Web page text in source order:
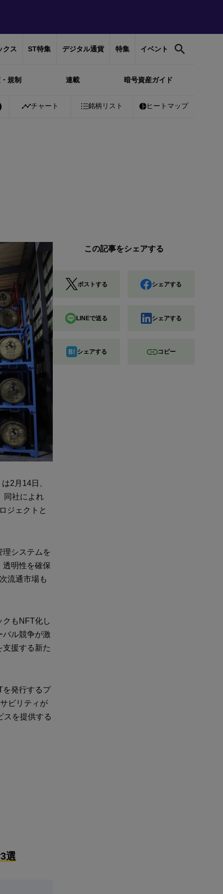
クス ST特集 デジタル通貨 特集 イベント
規制 連載 暗号資産ガイド
Bitcoin ￥10,388,407-0.06% Ethereum ￥307,073
チャート 銘柄リスト ヒートマップ
2月14日、
同社によれ
ジェクトと
システムを
透明性を確保
流通市場も
クもNFT化し
バル競争が激
援する新た
を発行するプ
ビリティが
スを提供する
選
この記事をシェアする
ポストする シェアする
LINEで送る シェアする
シェアする コピー